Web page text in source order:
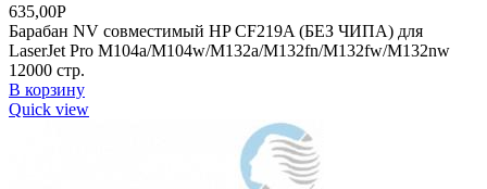
635,00Р
Барабан NV совместимый HP CF219A (БЕЗ ЧИПА) для
LaserJet Pro M104a/M104w/M132a/M132fn/M132fw/M132nw
12000 стр.
В корзину
Quick view